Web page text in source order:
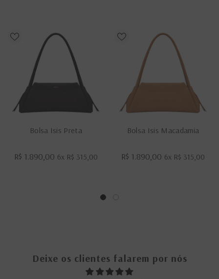
Bolsa Isis Preta
R$ 1.890,00 6x R$ 315,00
Bolsa Isis Macadamia
R$ 1.890,00 6x R$ 315,00
Deixe os clientes falarem por nós